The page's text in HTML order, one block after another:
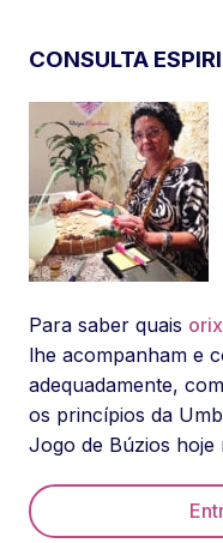
CONSULTA
Para saber quais
lhe acompanham e
adequadamente,
os princípios da
Jogo de Búzios hoje